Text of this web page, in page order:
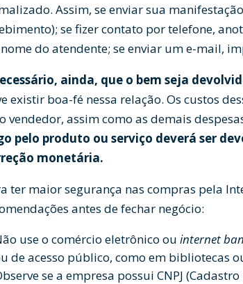
Assim, se enviar sua
se fizer contato por telefone,
do atendente; se enviar um e-mail,
ainda, que o bem seja
existir boa-fé nessa relação. Os custos
vendedor, assim como as demais
pelo produto ou serviço deverá ser
monetária.
ter maior segurança nas compras pela
antes de fechar negócio:
use o comércio eletrônico ou internet
de acesso público, como em bibliotecas
se a empresa possui CNPJ